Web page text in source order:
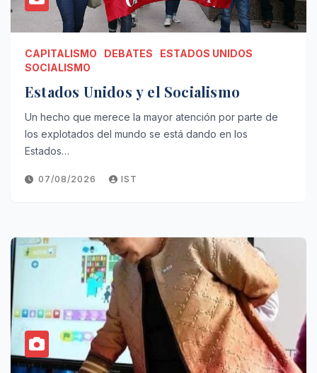
CAPITALISMO DEBATES
ESTADOS UNIDOS
SOCIALISMO
Estados Unidos y el Socialismo
Un hecho que merece la mayor atención por parte de
los explotados del mundo se está dando en los
Estados…
07/08/2026 IST